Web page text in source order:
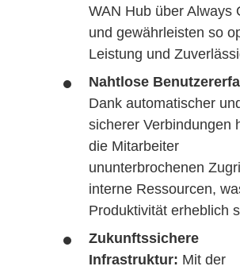
WAN Hub über Always
und gewährleisten so
Leistung und
Nahtlose
Dank automatischer
sicherer Verbindungen
die Mitarbeiter
ununterbrochenen
interne Ressourcen,
Produktivität erheblich
Zukunftssichere
Infrastruktur: Mit der